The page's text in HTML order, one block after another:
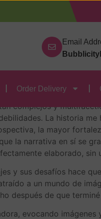
Email
Order Delivery
Our Categories Contact
Vol
Vol
complejos y
La historia
la mayor
la narrativa en sí se
elaborado, sin
y sus desafíos hace
a un mundo de
después de que
evocando